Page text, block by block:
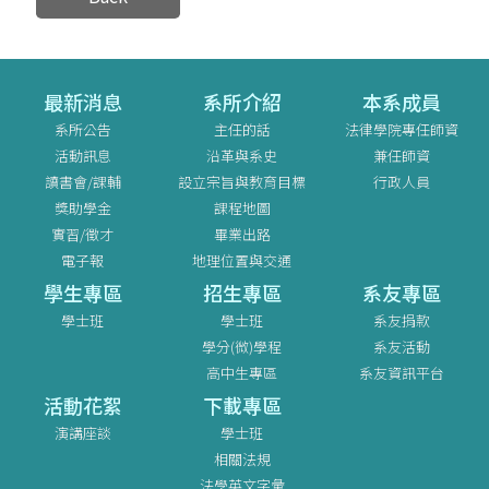
最新消息
系所公告
活動訊息
讀書會/課輔
獎助學金
實習/徵才
電子報
系所介紹
主任的話
沿革與系史
設立宗旨與教育目標
課程地圖
畢業出路
地理位置與交通
本系成員
法律學院專任師資
兼任師資
行政人員
學生專區
學士班
招生專區
學士班
學分(微)學程
高中生專區
系友專區
系友捐款
系友活動
系友資訊平台
活動花絮
演講座談
下載專區
學士班
相關法規